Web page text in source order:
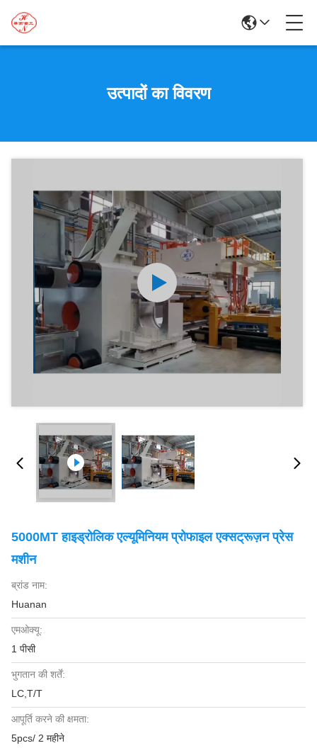
उत्पादों का विवरण
5000MT हाइड्रोलिक एल्यूमिनियम प्रोफाइल एक्सट्रूज़न प्रेस
मशीन
ब्रांड नाम:
Huanan
एमओक्यू:
1 पीसी
भुगतान की शर्तें:
LC,T/T
आपूर्ति करने की क्षमता:
5pcs/ 2 महीने